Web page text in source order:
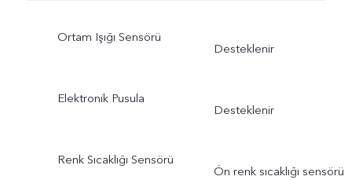
Ortam Işığı Sensörü
Desteklenir
Elektronik Pusula
Desteklenir
Renk Sıcaklığı Sensörü
Ön renk sıcaklığı sensörü